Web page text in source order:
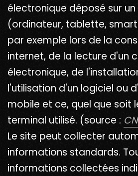
électronique déposé sur
(ordinateur, tablette,
par exemple lors de la
internet, de la lecture d'un
électronique, de
l'utilisation d'un logiciel ou
mobile et ce, quel que soit
terminal utilisé. (source :
Le site peut collecter
informations standards.
informations collectées